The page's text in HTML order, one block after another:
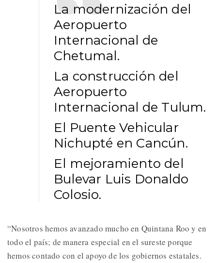
La modernización del
Aeropuerto
Internacional de
Chetumal.
La construcción del
Aeropuerto
Internacional de Tulum.
El Puente Vehicular
Nichupté en Cancún.
El mejoramiento del
Bulevar Luis Donaldo
Colosio.
“Nosotros hemos avanzado mucho en Quintana Roo y en
todo el país; de manera especial en el sureste porque
hemos contado con el apoyo de los gobiernos estatales.